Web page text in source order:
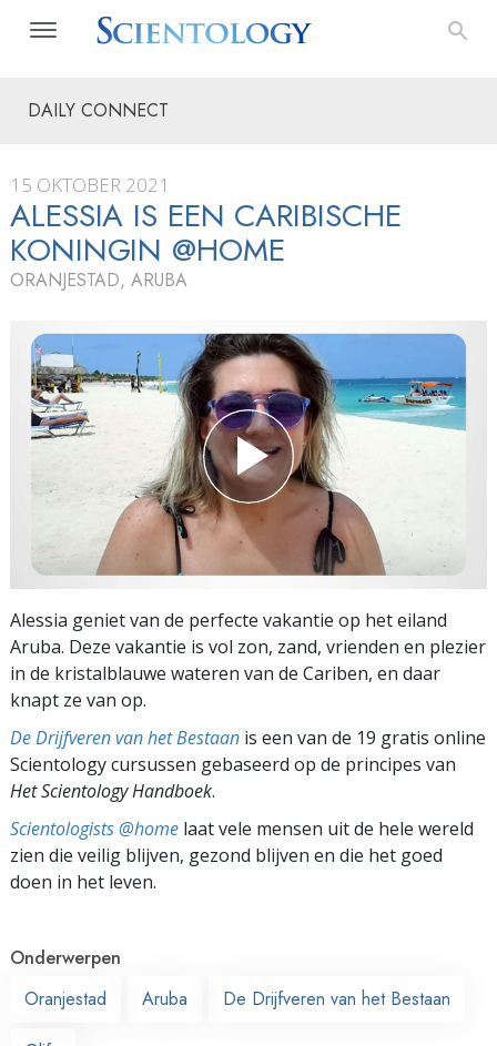
DAILY CONNECT
15 OKTOBER 2021
ALESSIA IS EEN CARIBISCHE
KONINGIN @HOME
ORANJESTAD, ARUBA
Alessia geniet van de perfecte vakantie op het eiland
Aruba. Deze vakantie is vol zon, zand, vrienden en plezier
in de kristalblauwe wateren van de Cariben, en daar
knapt ze van op.
De Drijfveren van het Bestaan is een van de 19 gratis online
Scientology cursussen gebaseerd op de principes van
Het Scientology Handboek.
Scientologists @home laat vele mensen uit de hele wereld
zien die veilig blijven, gezond blijven en die het goed
doen in het leven.
Onderwerpen
Oranjestad
Aruba De Drijfveren van het Bestaan